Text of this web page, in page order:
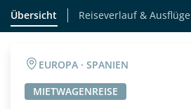
Übersicht Reiseverlauf & Ausflüge
EUROPA · SPANIEN
MIETWAGENREISE